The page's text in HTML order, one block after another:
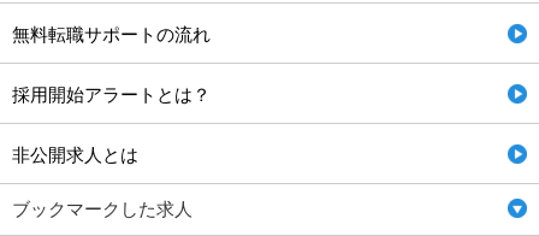
無料転職サポートの流れ
採用開始アラートとは？
非公開求人とは
ブックマークした求人